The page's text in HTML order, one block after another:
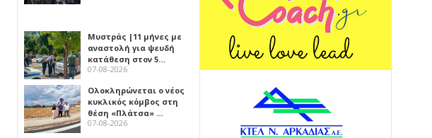
Μυστράς |11 μήνες με
αναστολή για ψευδή
κατάθεση στον 5…
07-08-2026
Ολοκληρώνεται ο νέος
κυκλικός κόμβος στη
θέση «Πλάτσα» …
07-08-2026